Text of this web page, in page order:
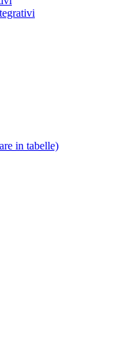
in tabelle)